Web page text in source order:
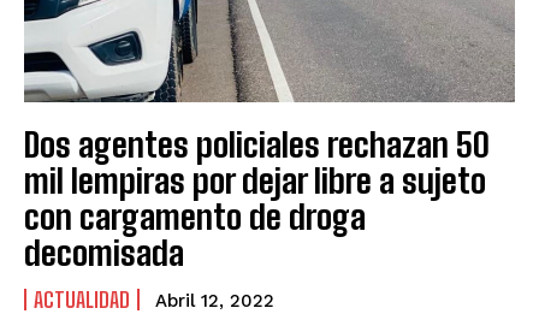
Dos agentes policiales rechazan 50
mil lempiras por dejar libre a sujeto
con cargamento de droga
decomisada
ACTUALIDAD Abril 12, 2022